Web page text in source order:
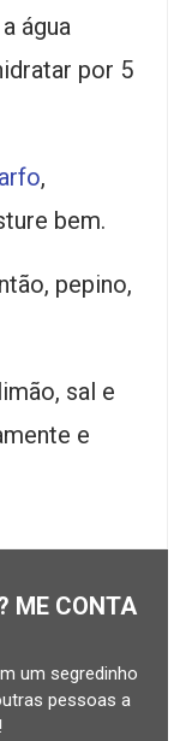
água
por 5
,
bem.
pepino,
sal e
e
ME CONTA
um segredinho
pessoas a